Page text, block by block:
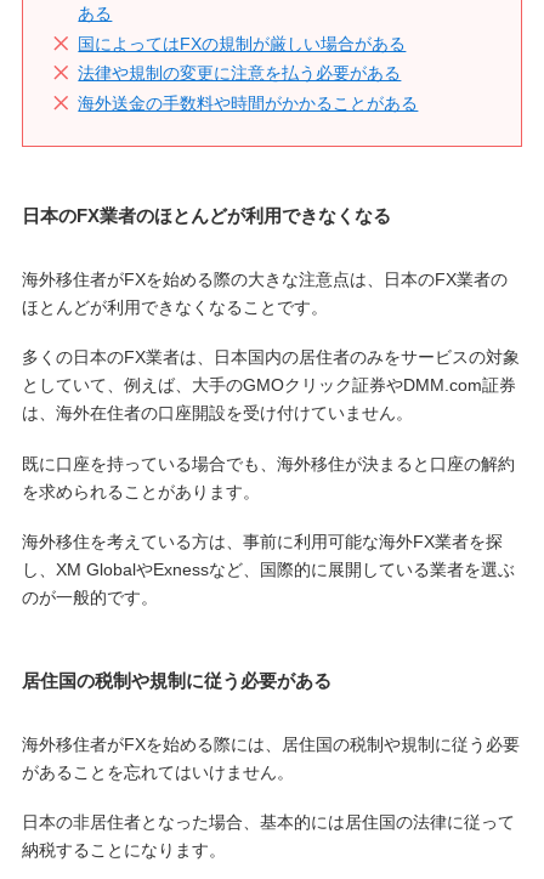
ある
国によってはFXの規制が厳しい場合がある
法律や規制の変更に注意を払う必要がある
海外送金の手数料や時間がかかることがある
日本のFX業者のほとんどが利用できなくなる
海外移住者がFXを始める際の大きな注意点は、日本のFX業者の
ほとんどが利用できなくなることです。
多くの日本のFX業者は、日本国内の居住者のみをサービスの対象
としていて、例えば、大手のGMOクリック証券やDMM.com証券
は、海外在住者の口座開設を受け付けていません。
既に口座を持っている場合でも、海外移住が決まると口座の解約
を求められることがあります。
海外移住を考えている方は、事前に利用可能な海外FX業者を探
し、XM GlobalやExnessなど、国際的に展開している業者を選ぶ
のが一般的です。
居住国の税制や規制に従う必要がある
海外移住者がFXを始める際には、居住国の税制や規制に従う必要
があることを忘れてはいけません。
日本の非居住者となった場合、基本的には居住国の法律に従って
納税することになります。